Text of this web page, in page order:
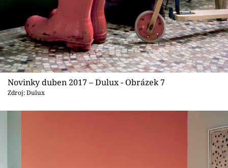
Novinky duben 2017 – Dulux - Obrázek 7
Zdroj: Dulux